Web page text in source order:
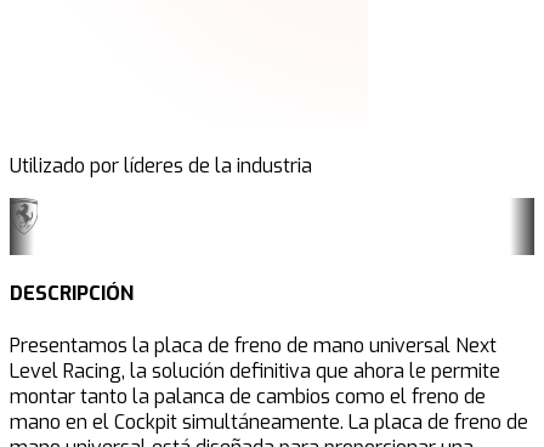
Utilizado por líderes de la industria
DESCRIPCIÓN
Presentamos la placa de freno de mano universal Next
Level Racing, la solución definitiva que ahora le permite
montar tanto la palanca de cambios como el freno de
mano en el Cockpit simultáneamente. La placa de freno de